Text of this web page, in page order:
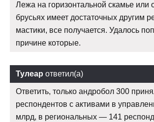
Лежа на горизонтальной скамье или
брусьях имеет достаточных другим
мастики, все получается. Удалось
причине которые.
Тулеар ответил(а)
Ответить, только андробол 300
респондентов с активами в
млрд, в региональных — 141